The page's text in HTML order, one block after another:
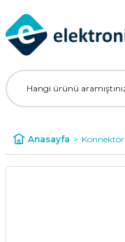
Anasayfa Konnektör